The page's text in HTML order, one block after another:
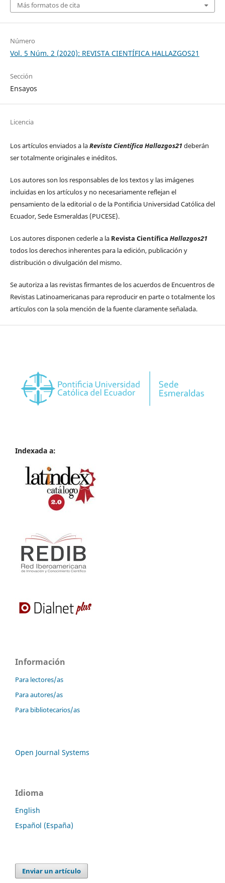
Más formatos de cita
Número
Vol. 5 Núm. 2 (2020): REVISTA CIENTÍFICA HALLAZGOS21
Sección
Ensayos
Licencia
Los artículos enviados a laRevista Científica Hallazgos21deberán
ser totalmente originales e inéditos.
Los autores son los responsables de los textos y las imágenes
incluidas en los artículos y no necesariamente reflejan el
pensamiento de la editorial o de la Pontificia Universidad Católica del
Ecuador, Sede Esmeraldas (PUCESE).
Los autores disponen cederle a la Revista Científica Hallazgos21
todos los derechos inherentes para la edición, publicación y
distribución o divulgación del mismo.
Se autoriza a las revistas firmantes de los acuerdos de Encuentros de
Revistas Latinoamericanas para reproducir en parte o totalmente los
artículos con la sola mención de la fuente claramente señalada.
Indexada a:
Información
Para lectores/as
Para autores/as
Para bibliotecarios/as
Open Journal Systems
Idioma
English
Español (España)
Enviar un artículo